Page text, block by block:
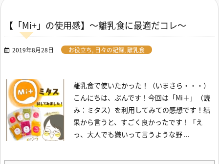
【「Mi+」の使用感】～離乳食に最適だコレ～
2019年8月28日 お役立ち, 日々の記録, 離乳食
離乳食で使いたかった！（いまさら・・・）
こんにちは、ぶんです！ 今回は「Mi＋」（読
み：ミタス）を利用してみての感想です！ 結
果から言うと、すごく良かったです！
「え
っ、大人でも嫌いって言うような野 ...